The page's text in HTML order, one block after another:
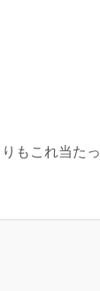
もこれ当たっ